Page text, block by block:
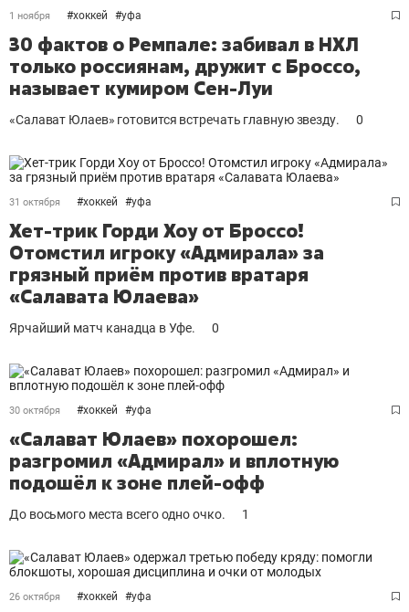
1 ноября #хоккей #уфа
30 фактов о Ремпале: забивал в НХЛ
только россиянам, дружит с Броссо,
называет кумиром Сен-Луи
«Салават Юлаев» готовится встречать главную звезду. 0
31 октября #хоккей #уфа
Хет-трик Горди Хоу от Броссо!
Отомстил игроку «Адмирала» за
грязный приём против вратаря
«Салавата Юлаева»
Ярчайший матч канадца в Уфе. 0
30 октября #хоккей #уфа
«Салават Юлаев» похорошел:
разгромил «Адмирал» и вплотную
подошёл к зоне плей-офф
До восьмого места всего одно очко. 1
26 октября #хоккей #уфа